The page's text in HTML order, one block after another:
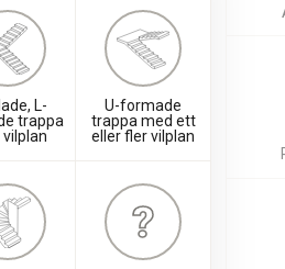
L-
trappa
U-formade
trappa med ett
eller fler vilplan